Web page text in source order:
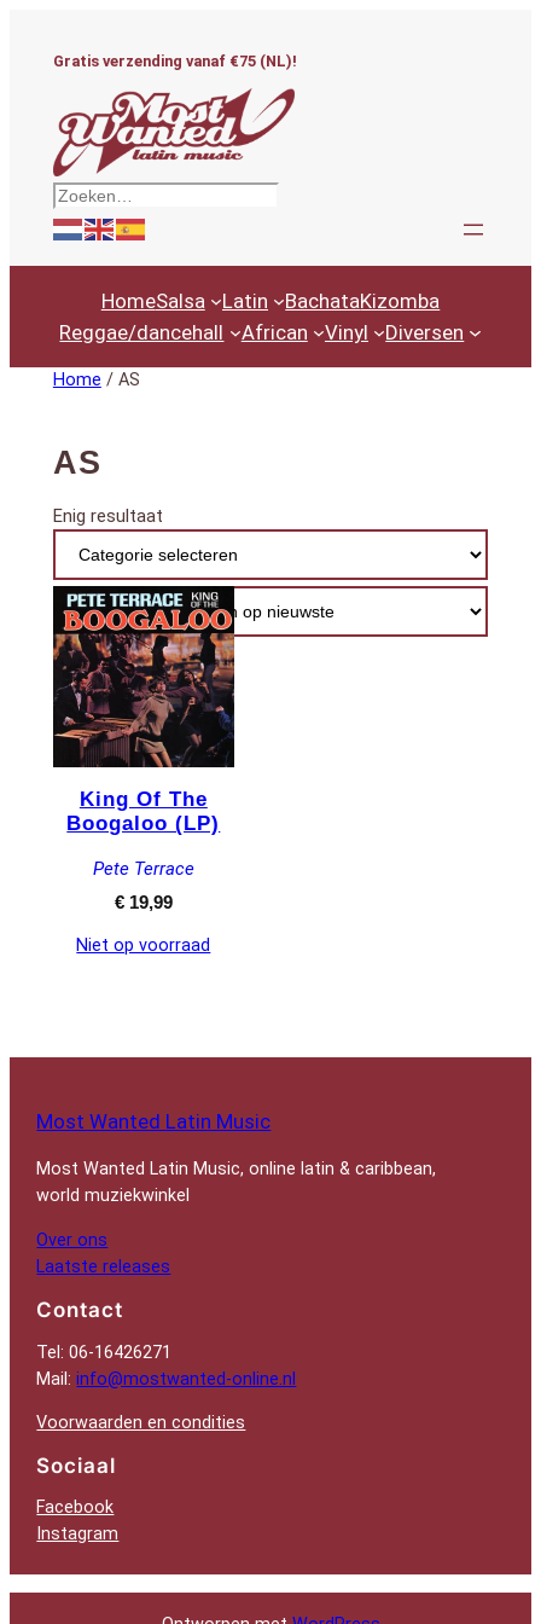
Gratis verzending vanaf €75 (NL)!
Zoeken
HomeSalsa Latin BachataKizomba
Reggae/dancehall
African Vinyl Diversen
Home / AS
AS
Enig resultaat
King Of The
Boogaloo (LP)
Pete Terrace
€19,99
Niet op voorraad
Most Wanted Latin Music
Most Wanted Latin Music, online latin & caribbean,
world muziekwinkel
Over ons
Laatste releases
Contact
Tel: 06-16426271
Mail:info@mostwanted-online.nl
Voorwaarden en condities
Sociaal
Facebook
Instagram